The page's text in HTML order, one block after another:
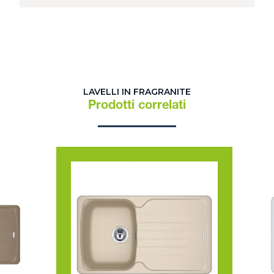
LAVELLI IN FRAGRANITE
Prodotti correlati